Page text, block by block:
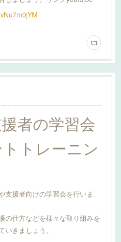
者の学習会
トトレーニン
支援者向けの学習会を行いま
の仕方などを様々な取り組みを
きましょう。